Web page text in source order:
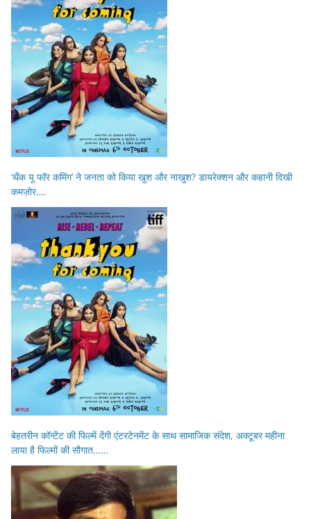
‘थैंक यू फॉर कमिंग’ ने जनता को किया खुश और नाखुश? डायरेक्शन और कहानी दिखी
कमज़ोर….
बेहतरीन कॉन्टेंट की फिल्में देंगी एंटरटेनमेंट के साथ सामाजिक संदेश, अक्टूबर महीना
लाया है फिल्मों की सौगात……